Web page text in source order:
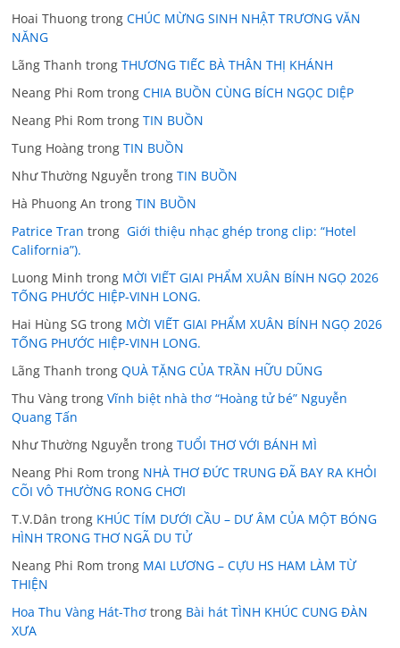
Hoai Thuong trongCHÚC MỪNG SINH NHẬT TRƯƠNG VĂN
NĂNG
Lãng Thanh trongTHƯƠNG TIẾC BÀ THÂN THỊ KHÁNH
Neang Phi Rom trongCHIA BUỒN CÙNG BÍCH NGỌC DIỆP
Neang Phi Rom trongTIN BUỒN
Tung Hoàng trongTIN BUỒN
Như Thường Nguyễn trongTIN BUỒN
Hà Phuong An trongTIN BUỒN
Patrice Tran trong Giới thiệu nhạc ghép trong clip: “Hotel
California”).
Luong Minh trong MỜI VIẾT GIAI PHẨM XUÂN BÍNH NGỌ 2026
TỐNG PHƯỚC HIỆP-VINH LONG.
Hai Hùng SG trong MỜI VIẾT GIAI PHẨM XUÂN BÍNH NGỌ 2026
TỐNG PHƯỚC HIỆP-VINH LONG.
Lãng Thanh trongQUÀ TẶNG CỦA TRẦN HỮU DŨNG
Thu Vàng trongVĩnh biệt nhà thơ “Hoàng tử bé” Nguyễn
Quang Tấn
Như Thường Nguyễn trongTUỔI THƠ VỚI BÁNH MÌ
Neang Phi Rom trong NHÀ THƠ ĐỨC TRUNG ĐÃ BAY RA KHỎI
CÕI VÔ THƯỜNG RONG CHƠI
T.V.Dân trong KHÚC TÍM DƯỚI CẦU – DƯ ÂM CỦA MỘT BÓNG
HÌNH TRONG THƠ NGÃ DU TỬ
Neang Phi Rom trong MAI LƯƠNG – CỰU HS HAM LÀM TỪ
THIỆN
Hoa Thu Vàng Hát-Thơ trong Bài hát TÌNH KHÚC CUNG ĐÀN
XƯA